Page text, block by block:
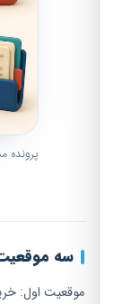
پرونده
سه موقعیت
موقعیت اول: